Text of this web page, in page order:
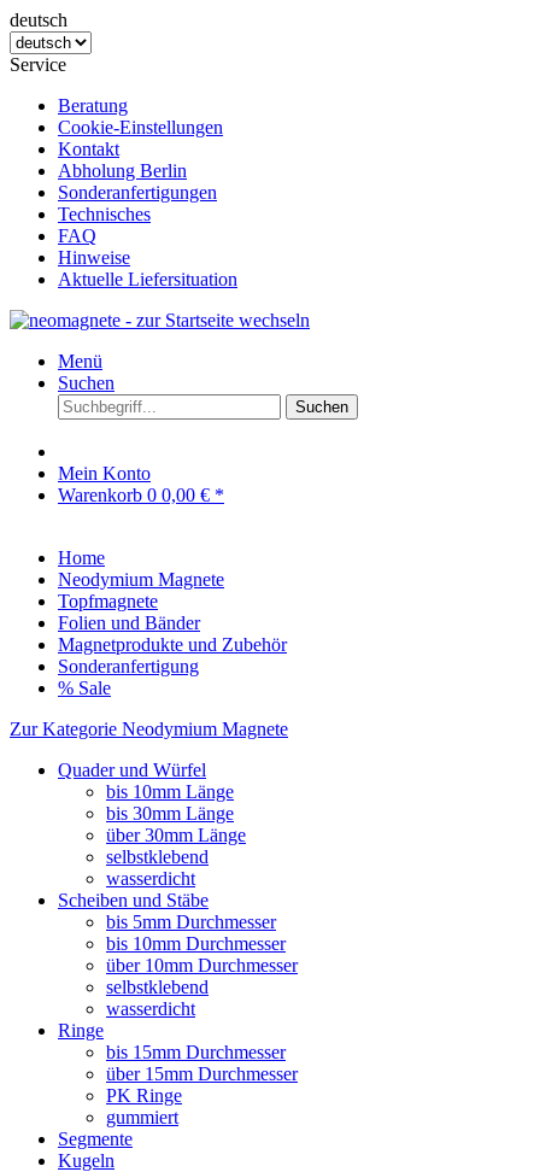
deutsch
Service
Beratung
Cookie-Einstellungen
Kontakt
Abholung Berlin
Sonderanfertigungen
Technisches
FAQ
Hinweise
Aktuelle Liefersituation
Menü
Suchen
Suchen
Mein Konto
Warenkorb 0 0,00 € *
Home
Neodymium Magnete
Topfmagnete
Folien und Bänder
Magnetprodukte und Zubehör
Sonderanfertigung
% Sale
Zur Kategorie Neodymium Magnete
Quader und Würfel
bis 10mm Länge
bis 30mm Länge
über 30mm Länge
selbstklebend
wasserdicht
Scheiben und Stäbe
bis 5mm Durchmesser
bis 10mm Durchmesser
über 10mm Durchmesser
selbstklebend
wasserdicht
Ringe
bis 15mm Durchmesser
über 15mm Durchmesser
PK Ringe
gummiert
Segmente
Kugeln